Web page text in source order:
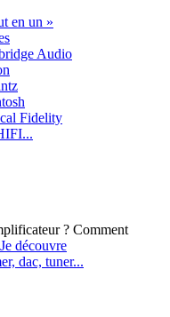
en un »
Audio
Fidelity
Comment
Je découvre
dac, tuner...